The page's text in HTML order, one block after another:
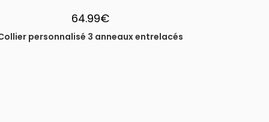
64.99€
personnalisé 3 anneaux entrelacés